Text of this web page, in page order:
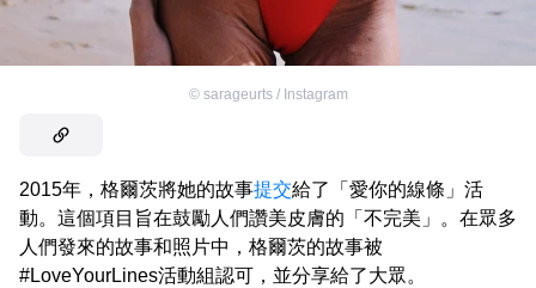
© sarageurts / Instagram
2015年，格爾茨將她的故事提交給了「愛你的線條」活
動。這個項目旨在鼓勵人們讚美皮膚的「不完美」。在眾多
人們發來的故事和照片中，格爾茨的故事被
#LoveYourLines活動組認可，並分享給了大眾。